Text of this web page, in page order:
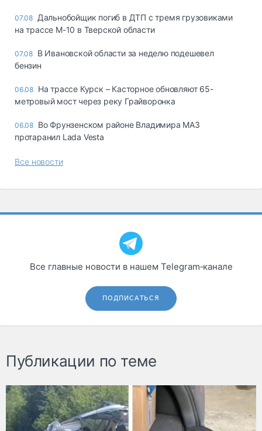
07.08 Дальнобойщик погиб в ДТП с тремя грузовиками
на трассе М-10 в Тверской области
07.08 В Ивановской области за неделю подешевел
бензин
06.08 На трассе Курск – Касторное обновляют 65-
метровый мост через реку Грайворонка
06.08 Во Фрунзенском районе Владимира МАЗ
протаранил Lada Vesta
Все новости
Все главные новости в нашем Telegram‑канале
ПОДПИСАТЬСЯ
Публикации по теме